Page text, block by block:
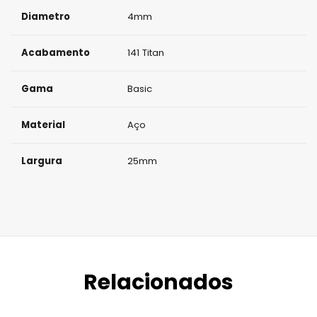
Diametro 4mm
Acabamento 141 Titan
Gama Basic
Material Aço
Largura 25mm
Relacionados